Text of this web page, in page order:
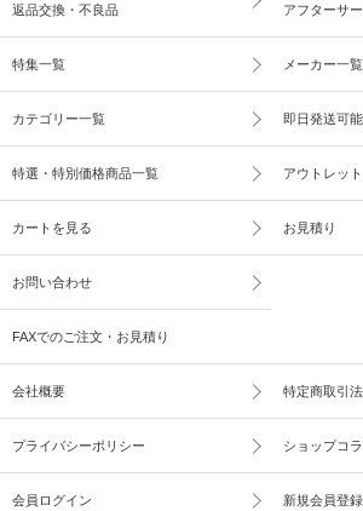
返品交換・不良品
アフターサ
特集一覧 メーカー一覧
カテゴリー一覧 即日発送可
特選・特別価格商品一覧 アウトレッ
カートを見る お見積り
お問い合わせ
FAXでのご注文・お見積り
会社概要 特定商取引
プライバシーポリシー ショップコ
会員ログイン 新規会員登録